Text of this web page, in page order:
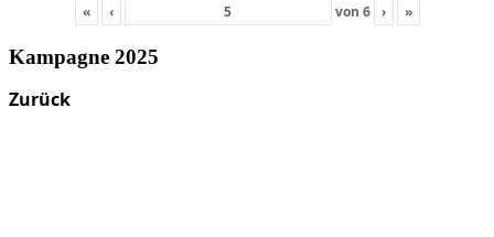
« ‹ von 6 › »
Kampagne 2025
Zurück